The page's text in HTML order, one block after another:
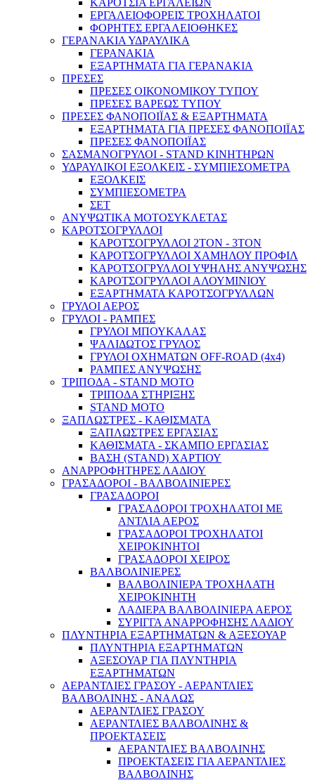
ΚΑΡΟΤΣΙΑ ΕΡΓΑΛΕΙΩΝ
ΕΡΓΑΛΕΙΟΦΟΡΕΙΣ ΤΡΟΧΗΛΑΤΟΙ
ΦΟΡΗΤΕΣ ΕΡΓΑΛΕΙΟΘΗΚΕΣ
ΓΕΡΑΝΑΚΙΑ ΥΔΡΑΥΛΙΚΑ
ΓΕΡΑΝΑΚΙΑ
ΕΞΑΡΤΗΜΑΤΑ ΓΙΑ ΓΕΡΑΝΑΚΙΑ
ΠΡΕΣΕΣ
ΠΡΕΣΕΣ ΟΙΚΟΝΟΜΙΚΟΥ ΤΥΠΟΥ
ΠΡΕΣΕΣ ΒΑΡΕΩΣ ΤΥΠΟΥ
ΠΡΕΣΕΣ ΦΑΝΟΠΟΙΪΑΣ & ΕΞΑΡΤΗΜΑΤΑ
ΕΞΑΡΤΗΜΑΤΑ ΓΙΑ ΠΡΕΣΕΣ ΦΑΝΟΠΟΙΪΑΣ
ΠΡΕΣΕΣ ΦΑΝΟΠΟΙΪΑΣ
ΣΑΣΜΑΝΟΓΡΥΛΟΙ - STAND ΚΙΝΗΤΗΡΩΝ
ΥΔΡΑΥΛΙΚΟΙ ΕΞΟΛΚΕΙΣ - ΣΥΜΠΙΕΣΟΜΕΤΡΑ
ΕΞΟΛΚΕΙΣ
ΣΥΜΠΙΕΣΟΜΕΤΡΑ
ΣΕΤ
ΑΝΥΨΩΤΙΚΑ ΜΟΤΟΣΥΚΛΕΤΑΣ
ΚΑΡΟΤΣΟΓΡΥΛΛΟΙ
ΚΑΡΟΤΣΟΓΡΥΛΛΟΙ 2ΤΟΝ - 3ΤΟΝ
ΚΑΡΟΤΣΟΓΡΥΛΛΟΙ ΧΑΜΗΛΟΥ ΠΡΟΦΙΛ
ΚΑΡΟΤΣΟΓΡΥΛΛΟΙ ΥΨΗΛΗΣ ΑΝΥΨΩΣΗΣ
ΚΑΡΟΤΣΟΓΡΥΛΛΟΙ ΑΛΟΥΜΙΝΙΟΥ
ΕΞΑΡΤΗΜΑΤΑ ΚΑΡΟΤΣΟΓΡΥΛΛΩΝ
ΓΡΥΛΟΙ ΑΕΡΟΣ
ΓΡΥΛΟΙ - ΡΑΜΠΕΣ
ΓΡΥΛΟΙ ΜΠΟΥΚΑΛΑΣ
ΨΑΛΙΔΩΤΟΣ ΓΡΥΛΟΣ
ΓΡΥΛΟΙ ΟΧΗΜΑΤΩΝ OFF-ROAD (4x4)
ΡΑΜΠΕΣ ΑΝΥΨΩΣΗΣ
ΤΡΙΠΟΔΑ - STAND ΜΟΤΟ
ΤΡΙΠΟΔΑ ΣΤΗΡΙΞΗΣ
STAND MOTO
ΞΑΠΛΩΣΤΡΕΣ - ΚΑΘΙΣΜΑΤΑ
ΞΑΠΛΩΣΤΡΕΣ ΕΡΓΑΣΙΑΣ
ΚΑΘΙΣΜΑΤΑ - ΣΚΑΜΠΟ ΕΡΓΑΣΙΑΣ
ΒΑΣΗ (STAND) ΧΑΡΤΙΟΥ
ΑΝΑΡΡΟΦΗΤΗΡΕΣ ΛΑΔΙΟΥ
ΓΡΑΣΑΔΟΡΟΙ - ΒΑΛΒΟΛΙΝΙΕΡΕΣ
ΓΡΑΣΑΔΟΡΟΙ
ΓΡΑΣΑΔΟΡΟΙ ΤΡΟΧΗΛΑΤΟΙ ΜΕ
ΑΝΤΛΙΑ ΑΕΡΟΣ
ΓΡΑΣΑΔΟΡΟΙ ΤΡΟΧΗΛΑΤΟΙ
ΧΕΙΡΟΚΙΝΗΤΟΙ
ΓΡΑΣΑΔΟΡΟΙ ΧΕΙΡΟΣ
ΒΑΛΒΟΛΙΝΙΕΡΕΣ
ΒΑΛΒΟΛΙΝΙΕΡΑ ΤΡΟΧΗΛΑΤΗ
ΧΕΙΡΟΚΙΝΗΤΗ
ΛΑΔΙΕΡΑ ΒΑΛΒΟΛΙΝΙΕΡΑ ΑΕΡΟΣ
ΣΥΡΙΓΓΑ ΑΝΑΡΡΟΦΗΣΗΣ ΛΑΔΙΟΥ
ΠΛΥΝΤΗΡΙΑ ΕΞΑΡΤΗΜΑΤΩΝ & ΑΞΕΣΟΥΑΡ
ΠΛΥΝΤΗΡΙΑ ΕΞΑΡΤΗΜΑΤΩΝ
ΑΞΕΣΟΥΑΡ ΓΙΑ ΠΛΥΝΤΗΡΙΑ
ΕΞΑΡΤΗΜΑΤΩΝ
ΑΕΡΑΝΤΛΙΕΣ ΓΡΑΣΟΥ - ΑΕΡΑΝΤΛΙΕΣ
ΒΑΛΒΟΛΙΝΗΣ - ΑΝΑΛΩΣ
ΑΕΡΑΝΤΛΙΕΣ ΓΡΑΣΟΥ
ΑΕΡΑΝΤΛΙΕΣ ΒΑΛΒΟΛΙΝΗΣ &
ΠΡΟΕΚΤΑΣΕΙΣ
ΑΕΡΑΝΤΛΙΕΣ ΒΑΛΒΟΛΙΝΗΣ
ΠΡΟΕΚΤΑΣΕΙΣ ΓΙΑ ΑΕΡΑΝΤΛΙΕΣ
ΒΑΛΒΟΛΙΝΗΣ